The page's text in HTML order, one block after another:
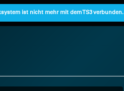
ist nicht mehr mit dem TS3 verbunden.